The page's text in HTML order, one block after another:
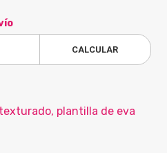
CALCULAR
plantilla de eva